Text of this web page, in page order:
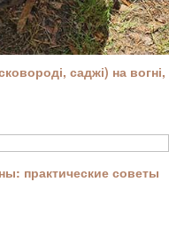
саджі) на вогні,
практические советы